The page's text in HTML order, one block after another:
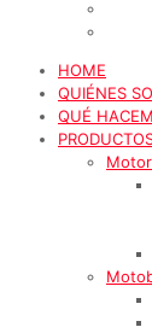
HOME
QUIÉNES
QUÉ